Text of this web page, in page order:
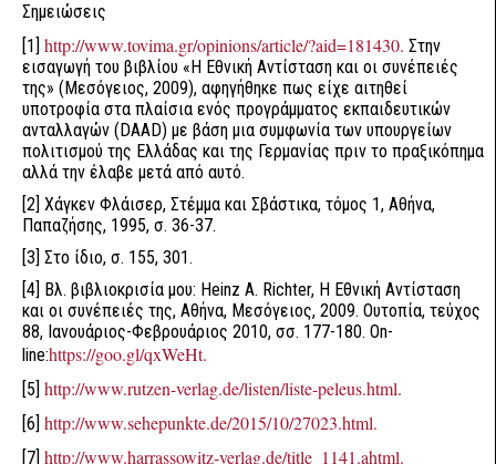
Σημειώσεις
[1] http://www.tovima.gr/opinions/article/?aid=181430. Στην
εισαγωγή του βιβλίου «Η Εθνική Αντίσταση και οι συνέπειές
της» (Μεσόγειος, 2009), αφηγήθηκε πως είχε αιτηθεί
υποτροφία στα πλαίσια ενός προγράμματος εκπαιδευτικών
ανταλλαγών (DAAD) με βάση μια συμφωνία των υπουργείων
πολιτισμού της Ελλάδας και της Γερμανίας πριν το πραξικόπημα
αλλά την έλαβε μετά από αυτό.
[2] Χάγκεν Φλάισερ, Στέμμα και Σβάστικα, τόμος 1, Αθήνα,
Παπαζήσης, 1995, σ. 36-37.
[3] Στο ίδιο, σ. 155, 301.
[4] Βλ. βιβλιοκρισία μου: Heinz A. Richter, Η Εθνική Αντίσταση
και οι συνέπειές της, Αθήνα, Μεσόγειος, 2009. Ουτοπία, τεύχος
88, Ιανουάριος-Φεβρουάριος 2010, σσ. 177-180. On-
line:https://goo.gl/qxWeHt.
[5] http://www.rutzen-verlag.de/listen/liste-peleus.html.
[6] http://www.sehepunkte.de/2015/10/27023.html.
[7] http://www.harrassowitz-verlag.de/title_1141.ahtml.